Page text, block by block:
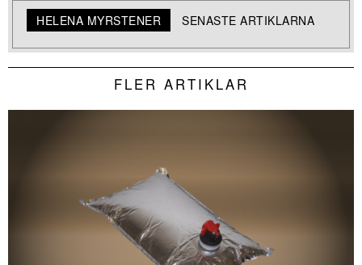
HELENA MYRSTENER SENASTE ARTIKLARNA
FLER ARTIKLAR